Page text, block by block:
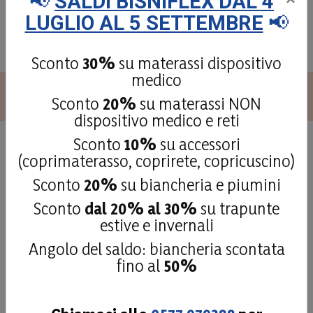
Vedi tutti
Dicono di noi:le recensioni
dei nostri clienti
4,9/5
LUGLIO AL 5 SETTEMBRE 📢
Sconto 30% su materassi dispositivo
medico
Sconto 20% su materassi NON
dispositivo medico e reti
Sconto 10% su accessori
(coprimaterasso, coprirete, copricuscino)
Sconto 20% su biancheria e piumini
Sconto dal 20% al 30% su trapunte
estive e invernali
Angolo del saldo: biancheria scontata
fino al 50%